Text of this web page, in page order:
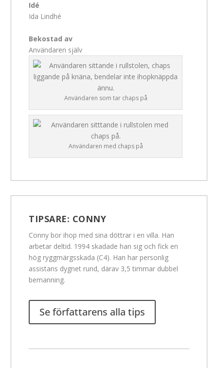
Idé
Ida Lindhé
Bekostad av
Användaren själv
Användaren som tar chaps på
Användaren med chaps på
TIPSARE: CONNY
Conny bor ihop med sina döttrar i en villa. Han
arbetar deltid. 1994 skadade han sig och fick en
hög ryggmärgsskada (C4). Han har personlig
assistans dygnet rund, därav 3,5 timmar dubbel
bemanning.
Se författarens alla tips